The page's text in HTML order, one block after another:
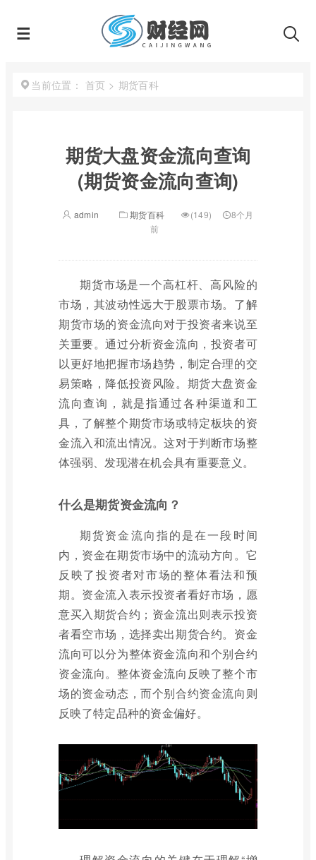
当前位置： 首页 > 期货百科
期货大盘资金流向查询
(期货资金流向查询)
admin 期货百科 (149)
8个月
前
期货市场是一个高杠杆、高风险的
市场，其波动性远大于股票市场。了解
期货市场的资金流向对于投资者来说至
关重要。通过分析资金流向，投资者可
以更好地把握市场趋势，制定合理的交
易策略，降低投资风险。期货大盘资金
流向查询，就是指通过各种渠道和工
具，了解整个期货市场或特定板块的资
金流入和流出情况。这对于判断市场整
体强弱、发现潜在机会具有重要意义。
什么是期货资金流向？
期货资金流向指的是在一段时间
内，资金在期货市场中的流动方向。它
反映了投资者对市场的整体看法和预
期。资金流入表示投资者看好市场，愿
意买入期货合约；资金流出则表示投资
者看空市场，选择卖出期货合约。资金
流向可以分为整体资金流向和个别合约
资金流向。整体资金流向反映了整个市
场的资金动态，而个别合约资金流向则
反映了特定品种的资金偏好。